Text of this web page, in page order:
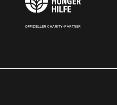
OFFIZIELLER CHARITY-PARTNER